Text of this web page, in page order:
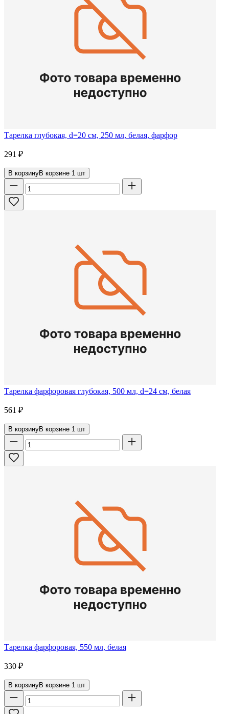
Тарелка глубокая, d=20 см, 250 мл, белая, фарфор
291 ₽
В корзинуВ корзине 1 шт
Тарелка фарфоровая глубокая, 500 мл, d=24 см, белая
561 ₽
В корзинуВ корзине 1 шт
Тарелка фарфоровая, 550 мл, белая
330 ₽
В корзинуВ корзине 1 шт